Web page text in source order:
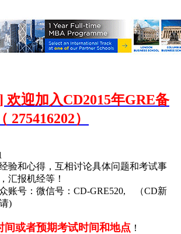
欢迎加入CD2015年GRE备
275416202）
验和心得，互相讨论具体问题和考试事
汇报机经等！
账号：微信号：CD-GRE520, （CD新
)
间或者预期考试时间和地点 ！